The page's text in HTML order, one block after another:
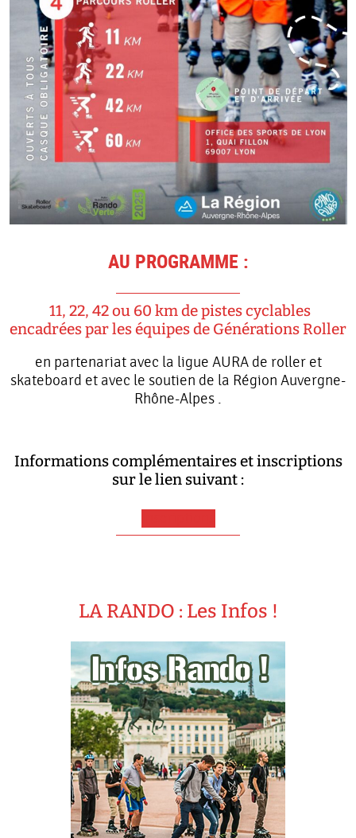
AU PROGRAMME :
11, 22, 42 ou 60 km de pistes cyclables
encadrées par les équipes de Générations Roller
en partenariat avec la ligue AURA de roller et
skateboard et avec le soutien de la Région Auvergne-
Rhône-Alpes .
Informations complémentaires et inscriptions
sur le lien suivant :
LA RANDO : Les Infos !